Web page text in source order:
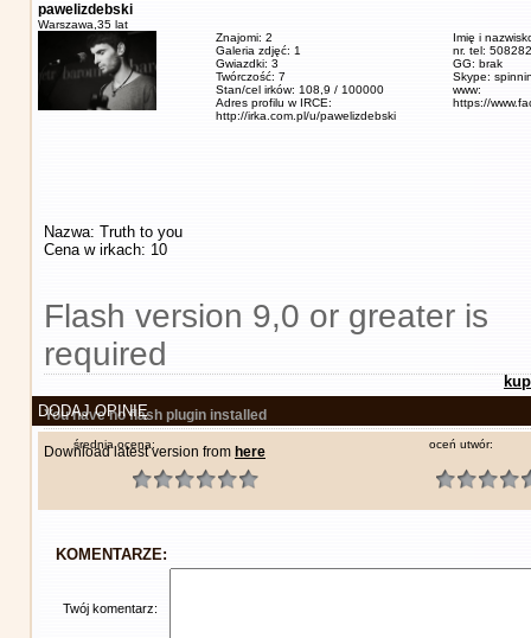
pawelizdebski
Warszawa, 35 lat
Znajomi: 2
Galeria zdjęć: 1
Gwiazdki: 3
Twórczość: 7
Stan/cel irków: 108,9 / 100000
Adres profilu w IRCE:
http://irka.com.pl/u/pawelizdebski
Imię i
nr. tel:
GG: brak
Skype:
www:
https://
Nazwa: Truth to you
Cena w irkach: 10
Flash version 9,0 or greater is
required
You have no flash plugin installed
Download latest version from here
DODAJ OPINIĘ
średnia ocena: oceń utwór:
KOMENTARZE:
Twój komentarz: